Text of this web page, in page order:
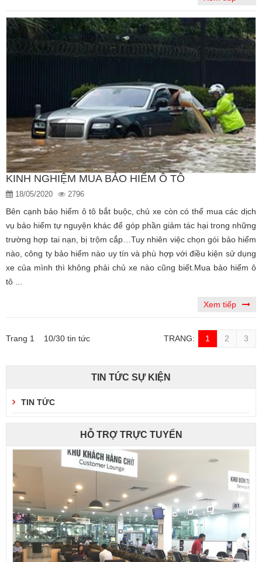
KINH NGHIỆM MUA BẢO HIỂM Ô TÔ
18/05/2020 2796
Bên cạnh bảo hiểm ô tô bắt buộc, chủ xe còn có thể mua các dịch
vụ bảo hiểm tự nguyện khác để góp phần giảm tác hại trong những
trường hợp tai nạn, bị trộm cắp…Tuy nhiên việc chọn gói bảo hiểm
nào, công ty bảo hiểm nào uy tín và phù hợp với điều kiện sử dụng
xe của mình thì không phải chủ xe nào cũng biết.Mua bảo hiểm ô
tô ...
Xem tiếp
Trang 1 10/30 tin tức TRANG: 1 2 3
TIN TỨC SỰ KIỆN
TIN TỨC
HỖ TRỢ TRỰC TUYẾN